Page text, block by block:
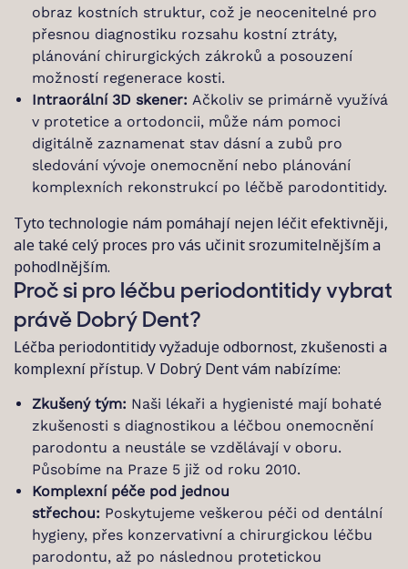
obraz kostních struktur, což je neocenitelné pro
přesnou diagnostiku rozsahu kostní ztráty,
plánování chirurgických zákroků a posouzení
možností regenerace kosti.
Intraorální 3D skener: Ačkoliv se primárně využívá
v protetice a ortodoncii, může nám pomoci
digitálně zaznamenat stav dásní a zubů pro
sledování vývoje onemocnění nebo plánování
komplexních rekonstrukcí po léčbě parodontitidy.
Tyto technologie nám pomáhají nejen léčit efektivněji,
ale také celý proces pro vás učinit srozumitelnějším a
pohodlnějším.
Proč si pro léčbu periodontitidy vybrat
právě Dobrý Dent?
Léčba periodontitidy vyžaduje odbornost, zkušenosti a
komplexní přístup. V Dobrý Dent vám nabízíme:
Zkušený tým: Naši lékaři a hygienisté mají bohaté
zkušenosti s diagnostikou a léčbou onemocnění
parodontu a neustále se vzdělávají v oboru.
Působíme na Praze 5 již od roku 2010.
Komplexní péče pod jednou
střechou: Poskytujeme veškerou péči od dentální
hygieny, přes konzervativní a chirurgickou léčbu
parodontu, až po následnou protetickou